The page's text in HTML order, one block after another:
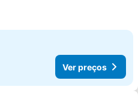
Ver preços